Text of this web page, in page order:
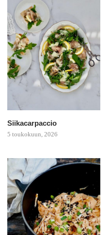
Siikacarpaccio
5 toukokuun, 2026